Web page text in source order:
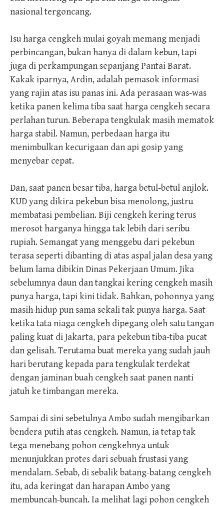
nasional tergoncang.
Isu harga cengkeh mulai goyah memang menjadi
perbincangan, bukan hanya di dalam kebun, tapi
juga di perkampungan sepanjang Pantai Barat.
Kakak iparnya, Ardin, adalah pemasok informasi
yang rajin atas isu panas ini. Ada perasaan was-was
ketika panen kelima tiba saat harga cengkeh secara
perlahan turun. Beberapa tengkulak masih mematok
harga stabil. Namun, perbedaan harga itu
menimbulkan kecurigaan dan api gosip yang
menyebar cepat.
Dan, saat panen besar tiba, harga betul-betul anjlok.
KUD yang dikira pekebun bisa menolong, justru
membatasi pembelian. Biji cengkeh kering terus
merosot harganya hingga tak lebih dari seribu
rupiah. Semangat yang menggebu dari pekebun
terasa seperti dibanting di atas aspal jalan desa yang
belum lama dibikin Dinas Pekerjaan Umum. Jika
sebelumnya daun dan tangkai kering cengkeh masih
punya harga, tapi kini tidak. Bahkan, pohonnya yang
masih hidup pun sama sekali tak punya harga. Saat
ketika tata niaga cengkeh dipegang oleh satu tangan
paling kuat di Jakarta, para pekebun tiba-tiba pucat
dan gelisah. Terutama buat mereka yang sudah jauh
hari berutang kepada para tengkulak terdekat
dengan jaminan buah cengkeh saat panen nanti
jatuh ke timbangan mereka.
Sampai di sini sebetulnya Ambo sudah mengibarkan
bendera putih atas cengkeh. Namun, ia tetap tak
tega menebang pohon cengkehnya untuk
menunjukkan protes dari sebuah frustasi yang
mendalam. Sebab, di sebalik batang-batang cengkeh
itu, ada keringat dan harapan Ambo yang
membuncah-buncah. Ia melihat lagi pohon cengkeh